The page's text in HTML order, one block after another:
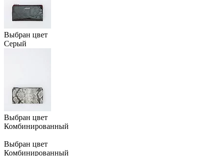
Выбран цвет
Серый
Выбран цвет
Комбинированный
Выбран цвет
Комбинированный